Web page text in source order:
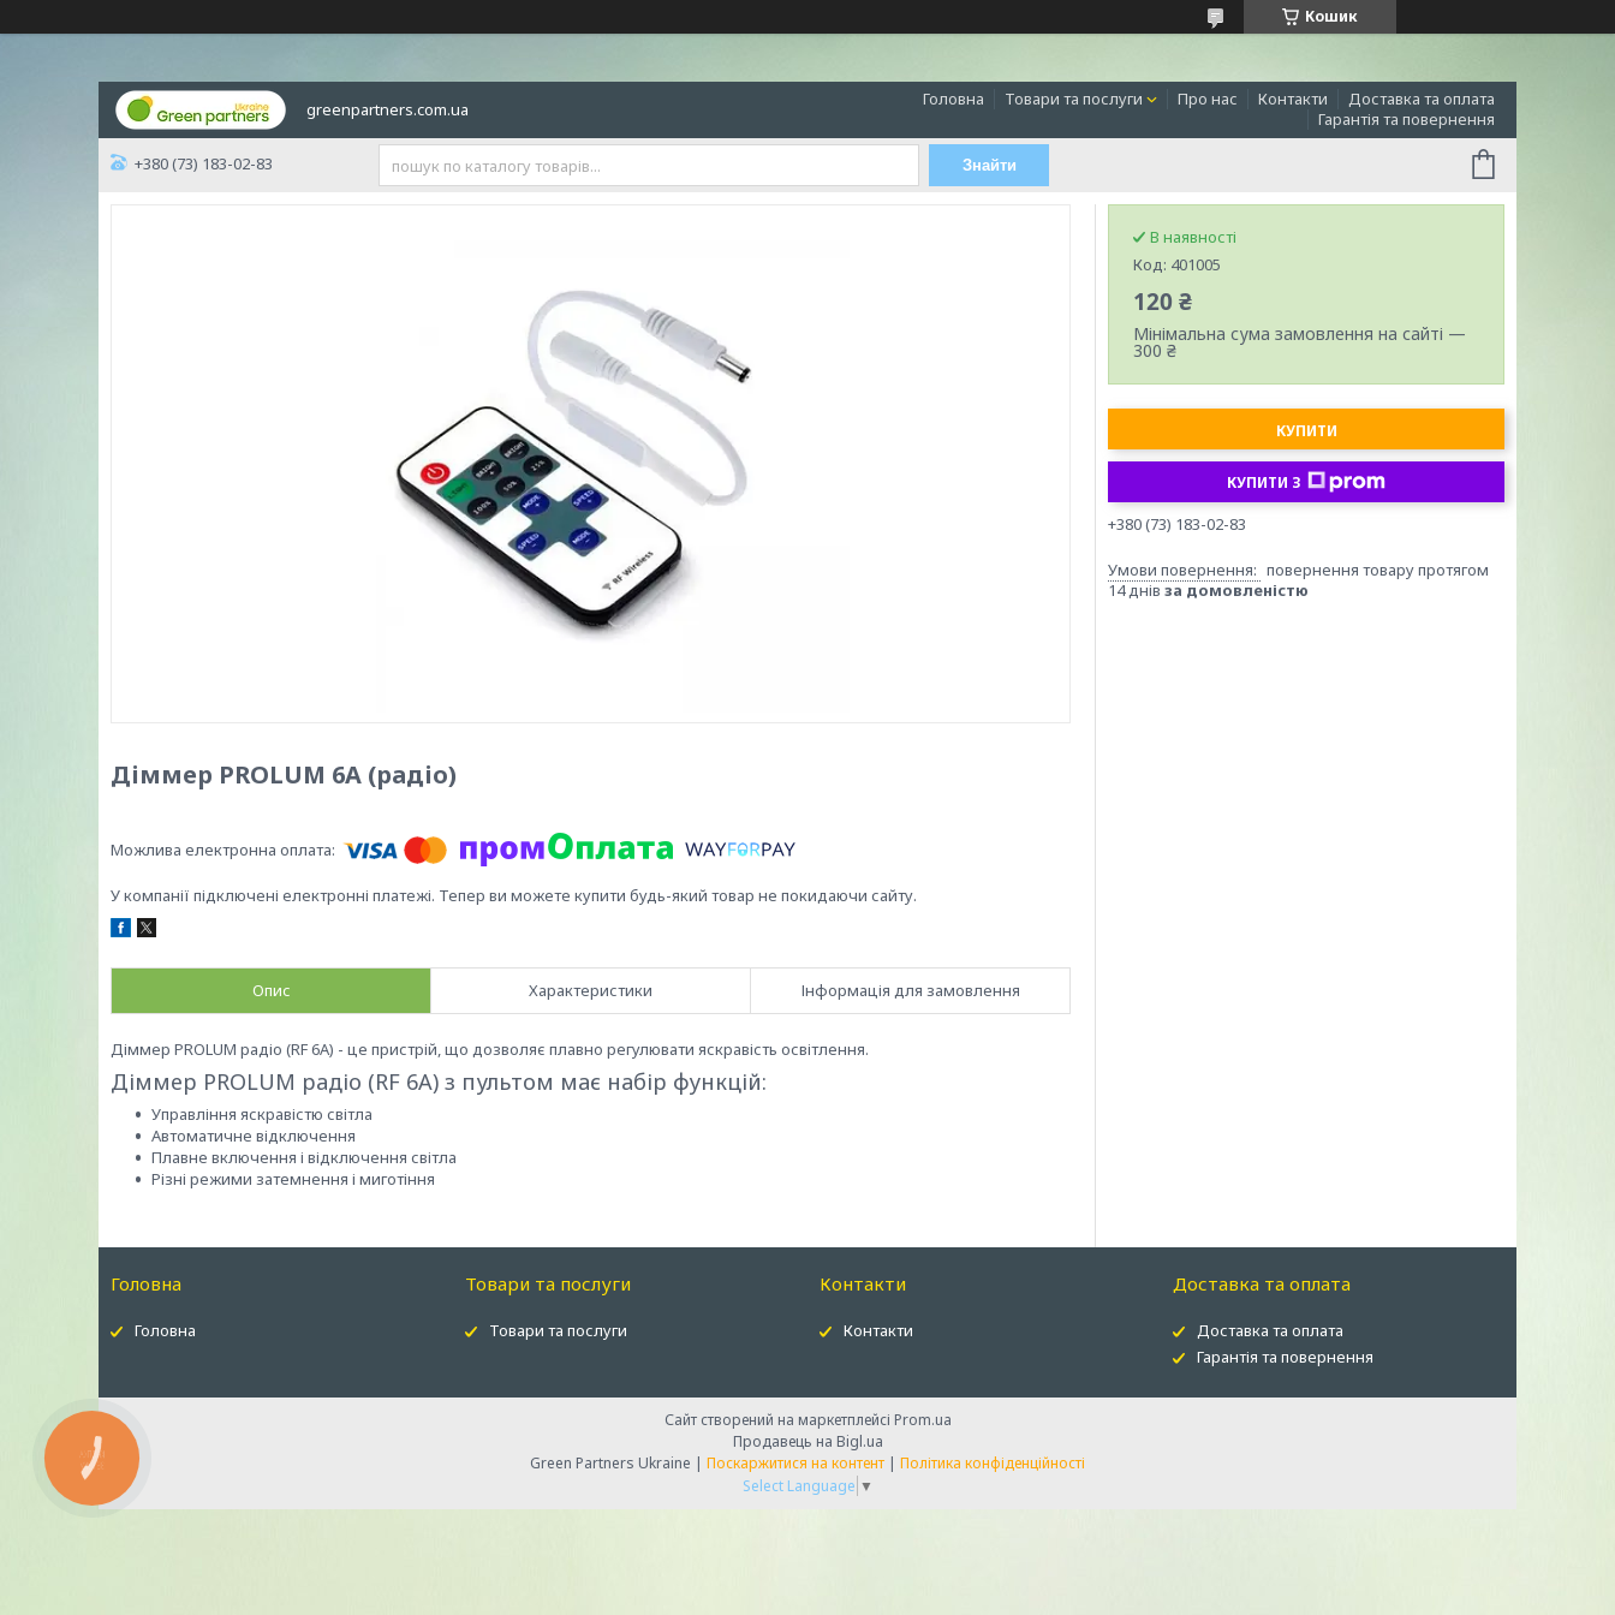
Кошик
greenpartners.com.ua Головна Товари та послуги Про нас Контакти
Доставка та оплата
Гарантія та повернення
+380 (73) 183-02-83 Знайти
Діммер PROLUM 6А (радіо)
У компанії підключені електронні платежі. Тепер ви можете купити будь-який товар не покидаючи сайту.
Опис Характеристики Інформація для замовлення
Діммер PROLUM радіо (RF 6A) - це пристрій, що дозволяє плавно регулювати яскравість освітлення.
Діммер PROLUM радіо (RF 6A) з пультом має набір функцій:
Управління яскравістю світла
Автоматичне відключення
Плавне включення і відключення світла
Різні режими затемнення і миготіння
В наявності
Код: 401005
120 ₴
Мінімальна сума замовлення на сайті —
300 ₴
КУПИТИ
КУПИТИ З
+380 (73) 183-02-83
повернення товару протягом
14 днів за домовленістю
Головна
Головна
Товари та послуги
Товари та послуги
Контакти
Контакти
Доставка та оплата
Доставка та оплата
Гарантія та повернення
Сайт створений на маркетплейсі Prom.ua
Продавець на Bigl.ua
Green Partners Ukraine | Поскаржитися на контент | Політика конфіденційності
Select Language ▼
КНОПКА
ЗВ'ЯЗКУ